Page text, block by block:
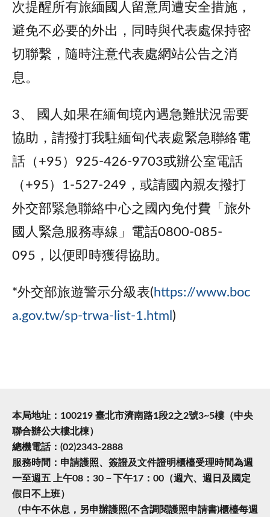
次提醒所有旅緬國人留意周遭安全措施，
避免不必要的外出，同時與代表處保持密
切聯繫，隨時注意代表處網站公告之消
息。
3、 國人如果在緬甸境內遇急難狀況需要
協助，請撥打我駐緬甸代表處緊急聯絡電
話（+95）925-426-9703或辦公室電話
（+95）1-527-249，或請國內親友撥打
外交部緊急聯絡中心之國內免付費「旅外
國人緊急服務專線」電話0800-085-
095，以便即時獲得協助。
*外交部旅遊警示分級表(https://www.boc
a.gov.tw/sp-trwa-list-1.html )
本局地址：100219 臺北市濟南路1段2之2號3~5樓（中央
聯合辦公大樓北棟）
總機電話：(02)2343-2888
服務時間：申請護照、簽證及文件證明櫃檯受理時間為週
一至週五 上午08：30－下午17：00（週六、週日及國定
假日不上班）
（中午不休息，另申辦護照(不含調閱護照申請書)櫃檯每週